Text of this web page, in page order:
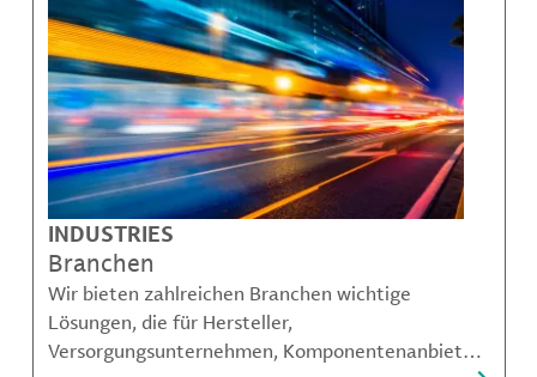
INDUSTRIES
Branchen
Wir bieten zahlreichen Branchen wichtige
Lösungen, die für Hersteller,
Versorgungsunternehmen, Komponentenanbieter,